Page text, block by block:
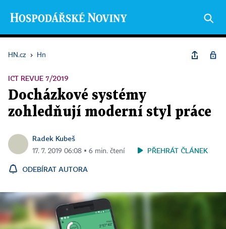
HN.cz › Hn
ICT REVUE 7/2019
Docházkové systémy
zohledňují moderní styl práce
Radek Kubeš
17. 7. 2019 06:08 ▪ 6 min. čtení PŘEHRÁT ČLÁNEK
ODEBÍRAT AUTORA